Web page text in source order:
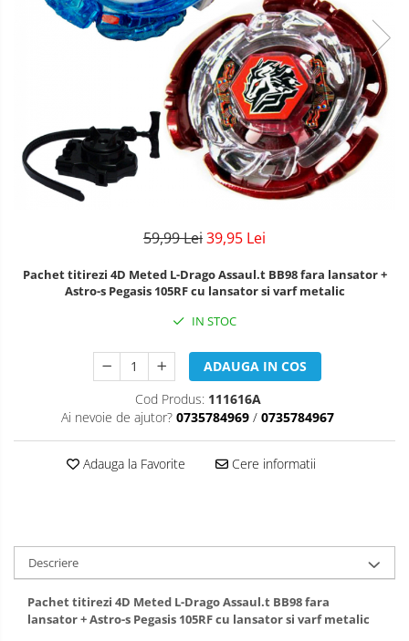
59,99 Lei39,95 Lei
Pachet titirezi 4D Meted L-Drago Assaul.t BB98 fara lansator +
Astro-s Pegasis 105RF cu lansator si varf metalic
IN STOC
ADAUGA IN COS
Cod Produs: 111616A
Ai nevoie de ajutor? 0735784969 / 0735784967
Adauga la Favorite Cere informatii
Descriere
Pachet titirezi 4D Meted L-Drago Assaul.t BB98 fara
lansator + Astro-s Pegasis 105RF cu lansator si varf metalic